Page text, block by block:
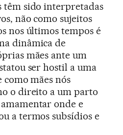
têm sido interpretadas
não como sujeitos
nos últimos tempos é
dinâmica de
mães ante um
ser hostil a uma
mães nós
o direito a um parto
onde e
a termos subsídios e